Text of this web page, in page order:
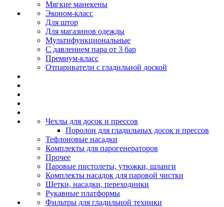
Мягкие манекены
Эконом-класс
Для штор
Для магазинов одежды
Мультифункциональные
С давлением пара от 3 бар
Премиум-класс
Отпариватели с гладильной доской
Чехлы для досок и прессов
Поролон для гладильных досок и прессов
Тефлоновые насадки
Комплекты для парогенераторов
Прочее
Паровые пистолеты, утюжки, шланги
Комплекты насадок для паровой чистки
Щетки, насадки, переходники
Рукавные платформы
Фильтры для гладильной техники